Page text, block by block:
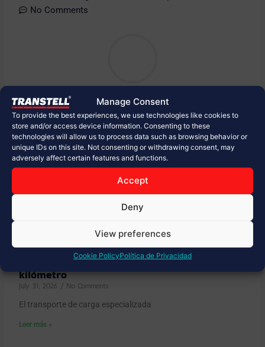
Manage Consent
To provide the best experiences, we use technologies like cookies to
store and/or access device information. Consenting to these
technologies will allow us to process data such as browsing behavior or
unique IDs on this site. Not consenting or withdrawing consent, may
adversely affect certain features and functions.
Accept
Deny
View preferences
Cookie PolicyPolítica de Privacidad
No Comments
La importancia de las unidades piloto en el
transporte de carga especializada: seguridad,
coordinación y cumplimiento en cada
kilómetro
July 31, 2026 No Comments
El transporte de carga especializada
Leer más »